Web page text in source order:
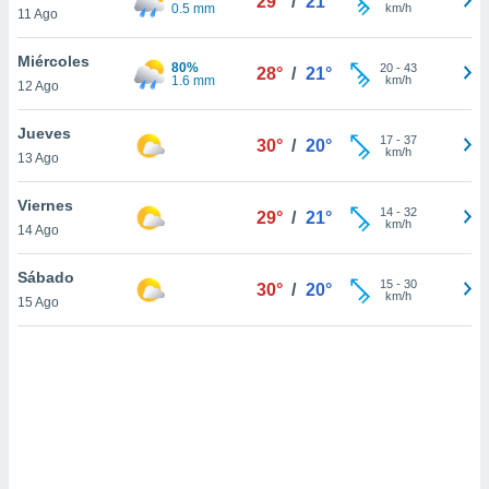
de
te
de que
sean
el sitio
se
para
ni para
11 Ago
0.5 mm
km/h
Miércoles
12 Ago
80%
1.6 mm
28° / 21° 20- 43
km/h
Jueves
13 Ago
30° / 20° 17- 37
km/h
Viernes
14 Ago
29° / 21° 14- 32
km/h
Sábado
15 Ago
30° / 20° 15- 30
km/h